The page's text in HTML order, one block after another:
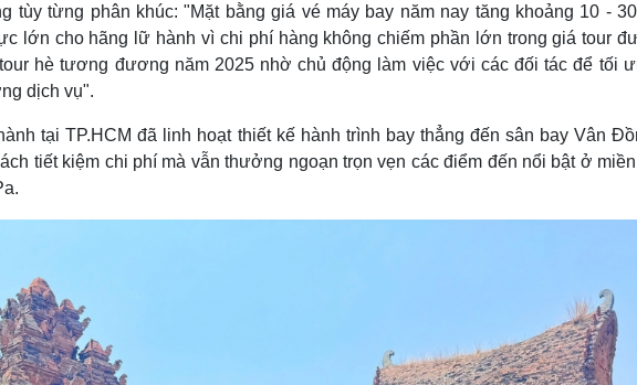
tùy từng phân khúc: "Mặt bằng giá vé máy bay năm nay tăng khoảng 10 -
lớn cho hãng lữ hành vì chi phí hàng không chiếm phần lớn trong giá tour
hè tương đương năm 2025 nhờ chủ động làm việc với các đối tác để tối
dịch vụ".
tại TP.HCM đã linh hoạt thiết kế hành trình bay thẳng đến sân bay Vân
tiết kiệm chi phí mà vẫn thưởng ngoạn trọn vẹn các điểm đến nổi bật ở